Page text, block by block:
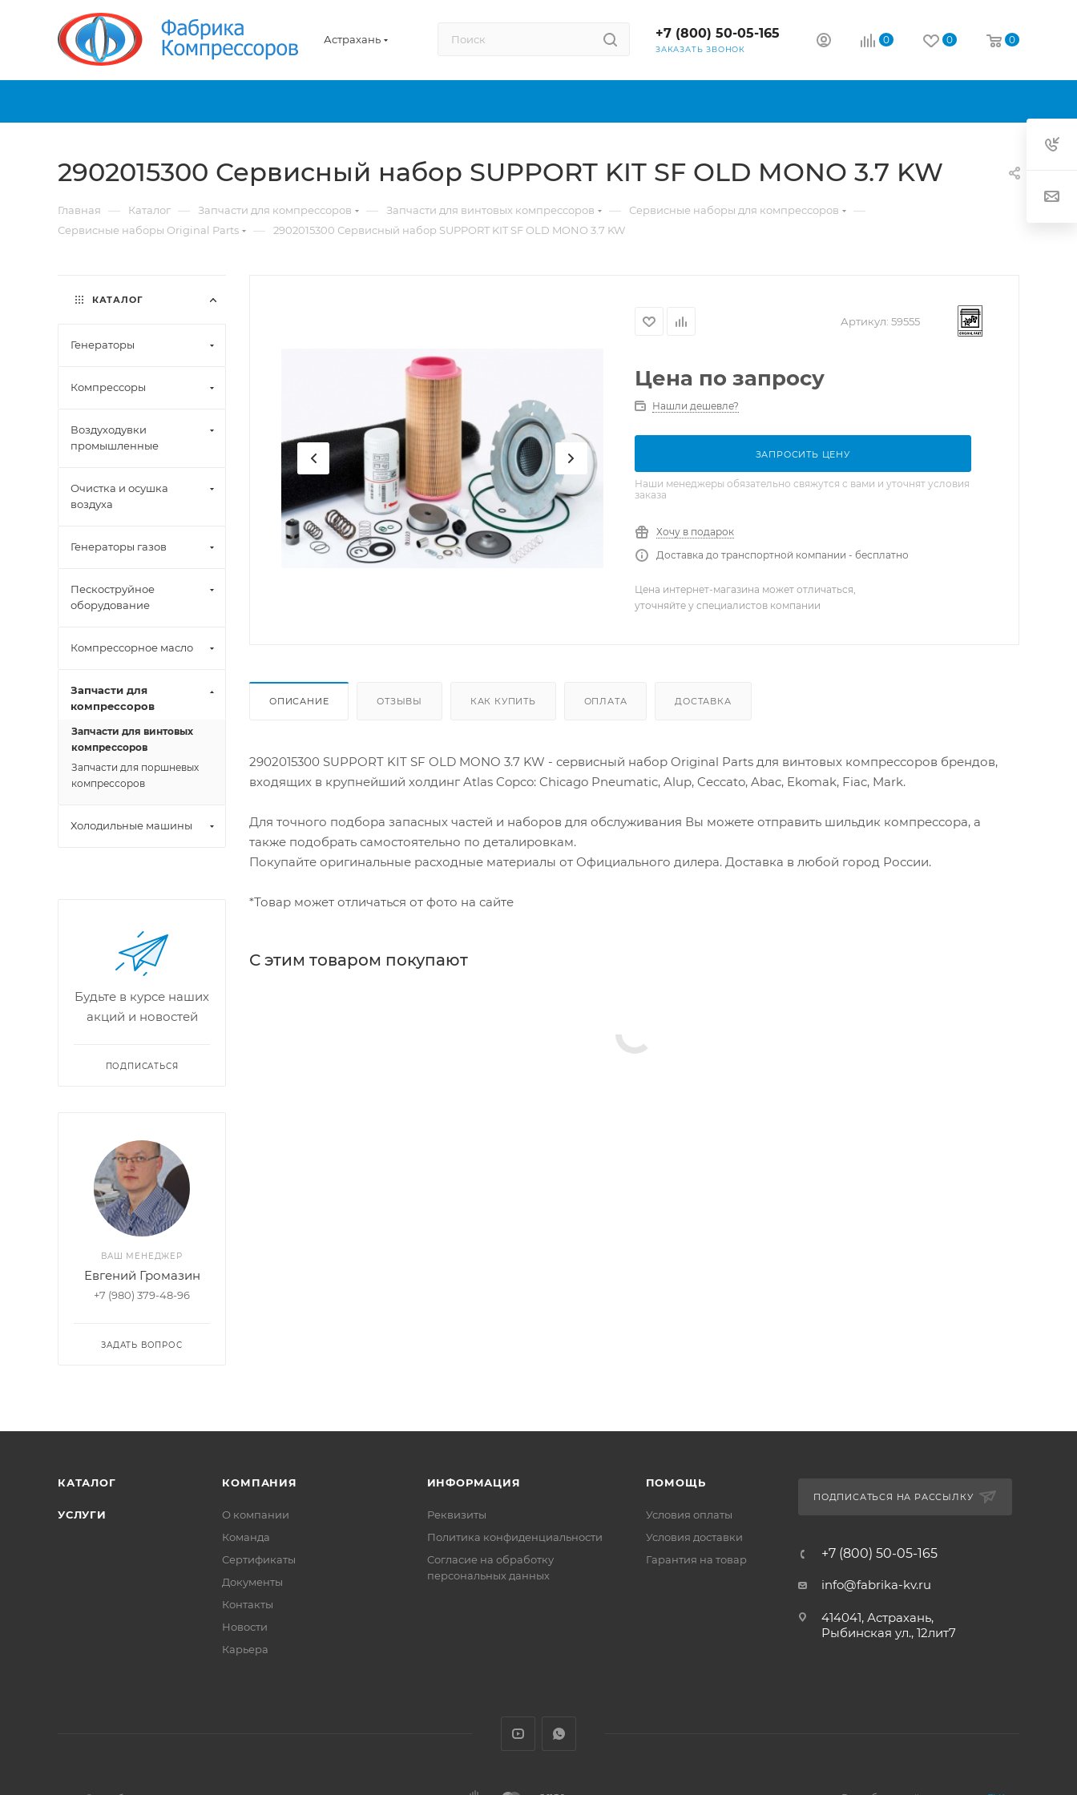
Астрахань +7 (800) 50-05-165
ЗАКАЗАТЬ ЗВОНОК
0 0 0
2902015300 Сервисный набор SUPPORT KIT SF OLD MONO 3.7 KW
Главная — Каталог — Запчасти для компрессоров — Запчасти для винтовых компрессоров — Сервисные наборы для компрессоров —
Сервисные наборы Original Parts — 2902015300 Сервисный набор SUPPORT KIT SF OLD MONO 3.7 KW
Артикул: 59555
Цена по запросу
Нашли дешевле?
ЗАПРОСИТЬ ЦЕНУ
Наши менеджеры обязательно свяжутся с вами и уточнят условия
заказа
Хочу в подарок
Доставка до транспортной компании - бесплатно
Цена интернет-магазина может отличаться,
уточняйте у специалистов компании
ОПИСАНИЕ ОТЗЫВЫ КАК КУПИТЬ ОПЛАТА ДОСТАВКА
2902015300 SUPPORT KIT SF OLD MONO 3.7 KW - сервисный набор Original Parts для винтовых компрессоров брендов,
входящих в крупнейший холдинг Atlas Copco: Chicago Pneumatic, Alup, Ceccato, Abac, Ekomak, Fiac, Mark.
Для точного подбора запасных частей и наборов для обслуживания Вы можете отправить шильдик компрессора, а
также подобрать самостоятельно по деталировкам.
Покупайте оригинальные расходные материалы от Официального дилера. Доставка в любой город России.
*Товар может отличаться от фото на сайте
С этим товаром покупают
КАТАЛОГ
Генераторы
Компрессоры
Воздуходувки
промышленные
Очистка и осушка
воздуха
Генераторы газов
Пескоструйное
оборудование
Компрессорное масло
Запчасти для
компрессоров
Запчасти для винтовых
компрессоров
Запчасти для поршневых
компрессоров
Холодильные машины
Будьте в курсе наших
акций и новостей
ПОДПИСАТЬСЯ
ВАШ МЕНЕДЖЕР
Евгений Громазин
+7 (980) 379-48-96
ЗАДАТЬ ВОПРОС
КАТАЛОГ
УСЛУГИ
КОМПАНИЯ
О компании
Команда
Сертификаты
Документы
Контакты
Новости
Карьера
ИНФОРМАЦИЯ
Реквизиты
Политика конфиденциальности
Cогласие на обработку
персональных данных
ПОМОЩЬ
Условия оплаты
Условия доставки
Гарантия на товар
ПОДПИСАТЬСЯ НА РАССЫЛКУ
+7 (800) 50-05-165
info@fabrika-kv.ru
414041, Астрахань,
Рыбинская ул., 12лит7